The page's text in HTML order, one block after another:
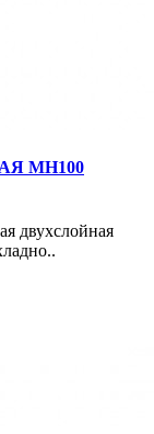
MH100
двухслойная